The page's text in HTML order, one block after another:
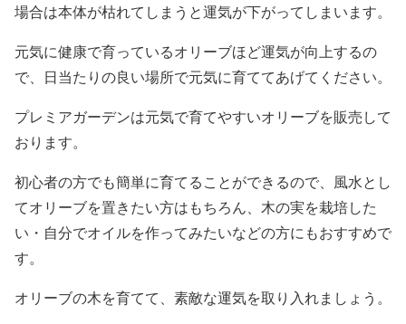
場合は本体が枯れてしまうと運気が下がってしまいます。
元気に健康で育っているオリーブほど運気が向上するの
で、日当たりの良い場所で元気に育ててあげてください。
プレミアガーデンは元気で育てやすいオリーブを販売して
おります。
初心者の方でも簡単に育てることができるので、風水とし
てオリーブを置きたい方はもちろん、木の実を栽培した
い・自分でオイルを作ってみたいなどの方にもおすすめで
す。
オリーブの木を育てて、素敵な運気を取り入れましょう。